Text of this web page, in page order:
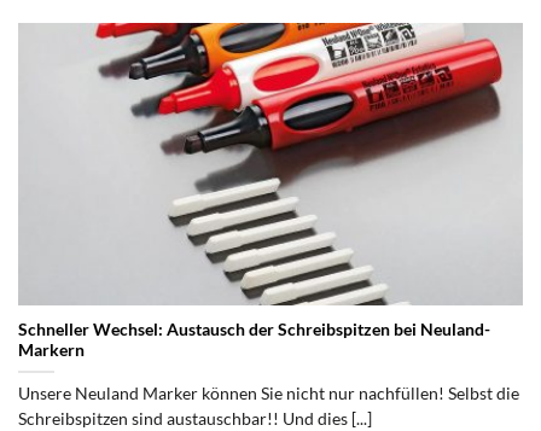
Schneller Wechsel: Austausch der Schreibspitzen bei Neuland-
Markern
Unsere Neuland Marker können Sie nicht nur nachfüllen! Selbst die
Schreibspitzen sind austauschbar!! Und dies [...]